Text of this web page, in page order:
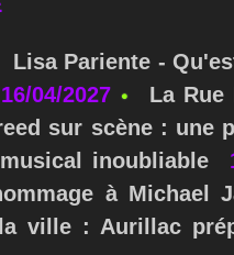
Lisa Pariente -
16/04/2027
La
sur scène : une
inoubliable
à Michael
ville : Aurillac